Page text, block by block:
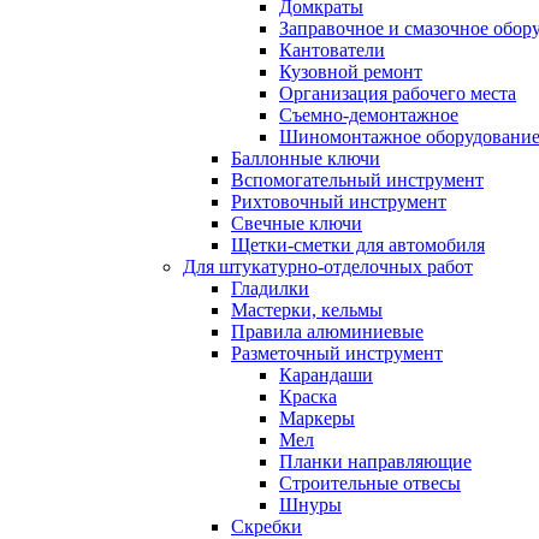
Домкраты
Заправочное и смазочное
Кантователи
Кузовной ремонт
Организация рабочего места
Съемно-демонтажное
Шиномонтажное оборудование
Баллонные ключи
Вспомогательный инструмент
Рихтовочный инструмент
Свечные ключи
Щетки-сметки для автомобиля
Для штукатурно-отделочных работ
Гладилки
Мастерки, кельмы
Правила алюминиевые
Разметочный инструмент
Карандаши
Краска
Маркеры
Мел
Планки направляющие
Строительные отвесы
Шнуры
Скребки